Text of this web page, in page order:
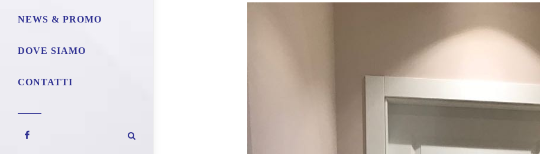
NEWS & PROMO
DOVE SIAMO
CONTATTI